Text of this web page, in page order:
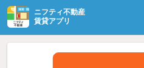
ニフティ不動産
賃貸アプリ